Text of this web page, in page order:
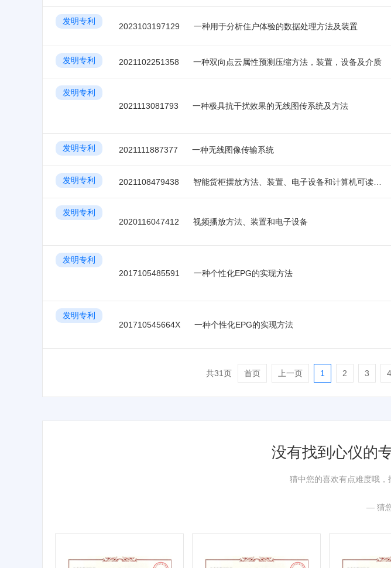
2023103197129 一种用于分析住户体验的数据处理方法及装置
发明专利
2021102251358 一种双向点云属性预测压缩方法，装置，设备及介质
发明专利
2021113081793 一种极具抗干扰效果的无线图传系统及方法
发明专利
2021111887377 一种无线图像传输系统
发明专利
2021108479438
发明专利
2020116047412 视频播放方法、装置和电子设备
发明专利
2017105485591 一种个性化EPG的实现方法
发明专利
201710545664X 一种个性化EPG的实现方法
发明专利
共31页 首页 上一页 1 2 3 4
没有找到心仪的
猜中您的喜欢有点难度哦
— 猜